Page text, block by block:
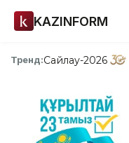
KAZINFORM
Тренд:Сайлау-2026